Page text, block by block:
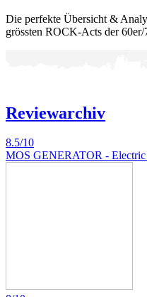
Die perfekte Übersicht &
grössten ROCK-Acts der 60er/
Reviewarchiv
8.5/10
MOS GENERATOR -